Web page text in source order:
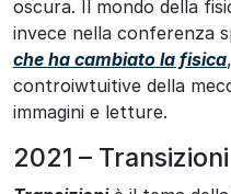
oscura. Il mondo della
invece nella conferenza
che ha cambiato la fisica
controiwtuitive della
immagini e letture.
2021 – Transizioni